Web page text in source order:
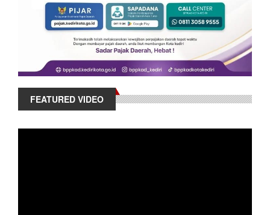
FEATURED VIDEO